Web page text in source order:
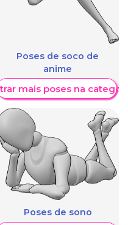
Poses de soco de
anime
mais poses na
Poses de sono